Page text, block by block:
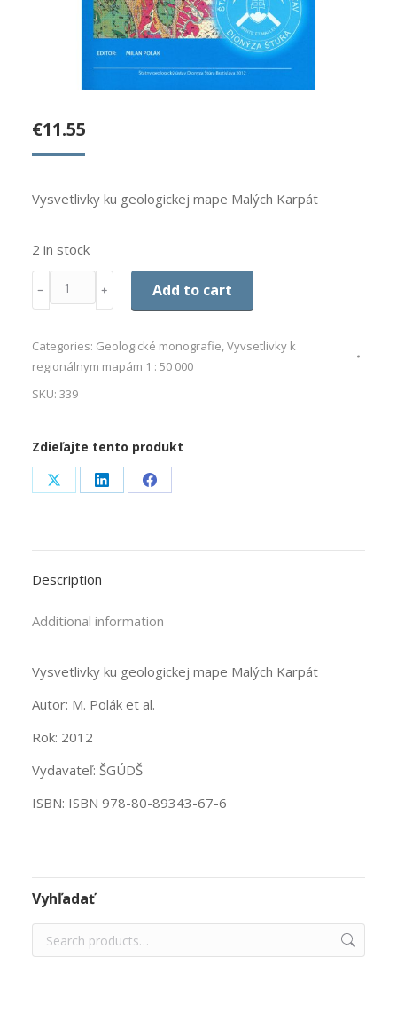
€11.55
Vysvetlivky ku geologickej mape Malých Karpát
2 in stock
Quantity
﹣ ﹢ Add to cart
Categories: Geologické monografie,Vyvsetlivky k
regionálnym mapám 1 : 50 000
SKU: 339
Zdieľajte tento produkt
Share
X
Share
LinkedIn
Share
Facebook
Description
Additional information
Vysvetlivky ku geologickej mape Malých Karpát
Autor: M. Polák et al.
Rok: 2012
Vydavateľ: ŠGÚDŠ
ISBN: ISBN 978-80-89343-67-6
Vyhľadať